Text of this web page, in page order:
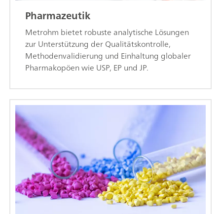
Pharmazeutik
Metrohm bietet robuste analytische Lösungen
zur Unterstützung der Qualitätskontrolle,
Methodenvalidierung und Einhaltung globaler
Pharmakopöen wie USP, EP und JP.